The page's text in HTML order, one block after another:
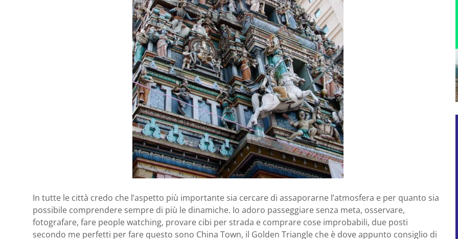
In tutte le città credo che l’aspetto più importante sia cercare di assaporarne l’atmosfera e per quanto sia
possibile comprendere sempre di più le dinamiche. Io adoro passeggiare senza meta, osservare,
fotografare, fare people watching, provare cibi per strada e comprare cose improbabili, due posti
secondo me perfetti per fare questo sono China Town, il Golden Triangle che è dove appunto consiglio di